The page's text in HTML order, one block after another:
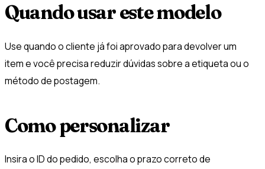
Quando usar este modelo
Use quando o cliente já foi aprovado para devolver um
item e você precisa reduzir dúvidas sobre a etiqueta ou o
método de postagem.
Como personalizar
Insira o ID do pedido, escolha o prazo correto de